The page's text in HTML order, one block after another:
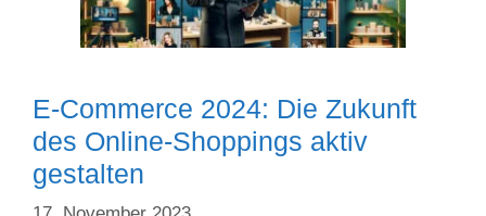
E-Commerce 2024: Die Zukunft
des Online-Shoppings aktiv
gestalten